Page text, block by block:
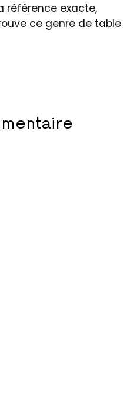
référence exacte,
ce genre de table